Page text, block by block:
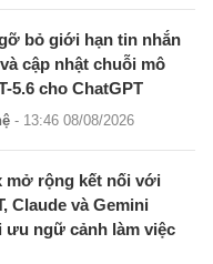
bỏ giới hạn tin nhắn
cập nhật chuỗi mô
5.6 cho ChatGPT
- 13:46 08/08/2026
mở rộng kết nối với
Claude và Gemini
ưu ngữ cảnh làm việc